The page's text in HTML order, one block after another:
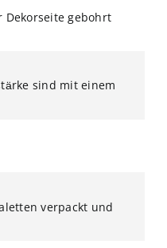
Dekorseite gebohrt
sind mit einem
verpackt und